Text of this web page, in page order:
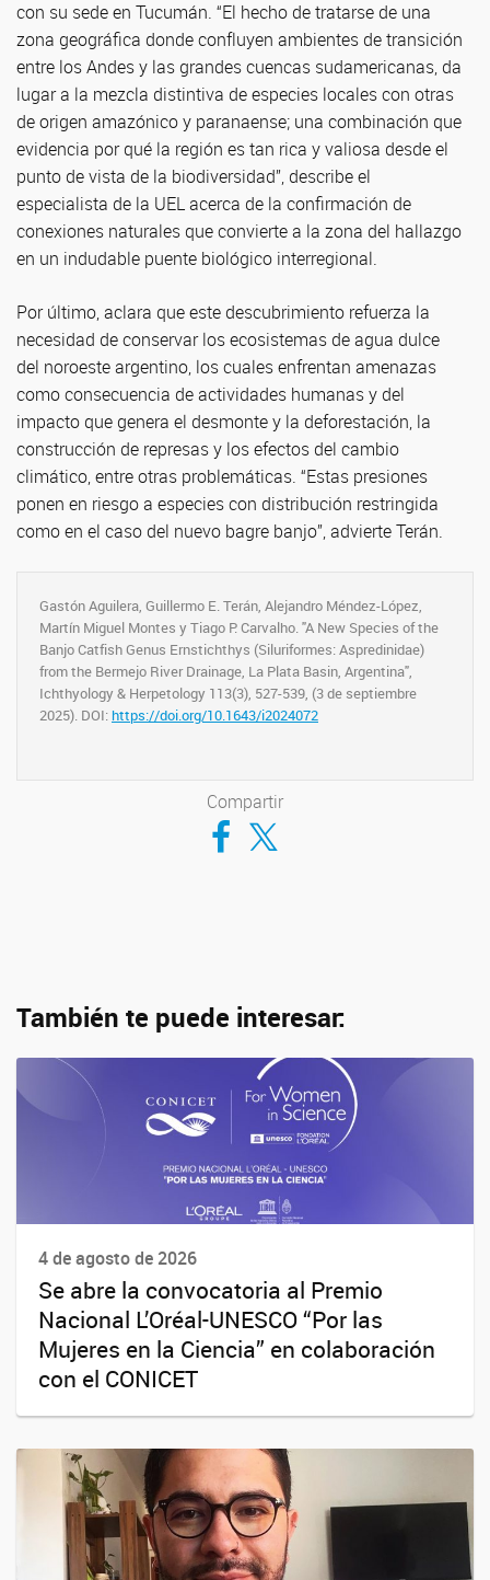
con su sede en Tucumán. “El hecho de tratarse de una
zona geográfica donde confluyen ambientes de transición
entre los Andes y las grandes cuencas sudamericanas, da
lugar a la mezcla distintiva de especies locales con otras
de origen amazónico y paranaense; una combinación que
evidencia por qué la región es tan rica y valiosa desde el
punto de vista de la biodiversidad”, describe el
especialista de la UEL acerca de la confirmación de
conexiones naturales que convierte a la zona del hallazgo
en un indudable puente biológico interregional.
Por último, aclara que este descubrimiento refuerza la
necesidad de conservar los ecosistemas de agua dulce
del noroeste argentino, los cuales enfrentan amenazas
como consecuencia de actividades humanas y del
impacto que genera el desmonte y la deforestación, la
construcción de represas y los efectos del cambio
climático, entre otras problemáticas. “Estas presiones
ponen en riesgo a especies con distribución restringida
como en el caso del nuevo bagre banjo”, advierte Terán.
Gastón Aguilera, Guillermo E. Terán, Alejandro Méndez-López,
Martín Miguel Montes y Tiago P. Carvalho. "A New Species of the
Banjo Catfish Genus Ernstichthys (Siluriformes: Aspredinidae)
from the Bermejo River Drainage, La Plata Basin, Argentina",
Ichthyology & Herpetology 113(3), 527-539, (3 de septiembre
2025). DOI: https://doi.org/10.1643/i2024072
Compartir
Compartir en Facebook
Compartir en Twitter
También te puede interesar:
4 de agosto de 2026
Se abre la convocatoria al Premio
Nacional L’Oréal-UNESCO “Por las
Mujeres en la Ciencia” en colaboración
con el CONICET